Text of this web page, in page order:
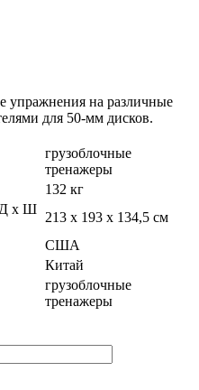
упражнения на различные
для 50-мм дисков.
грузоблочные
тренажеры
132 кг
х Ш
213 х 193 х 134,5 см
США
Китай
грузоблочные
тренажеры